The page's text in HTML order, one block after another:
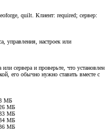
quilt. Клиент: required; сервер:
управления, настроек или
или сервера и проверьте, что установлен
его обычно нужно ставить вместе с
МБ
МБ
МБ
МБ
МБ